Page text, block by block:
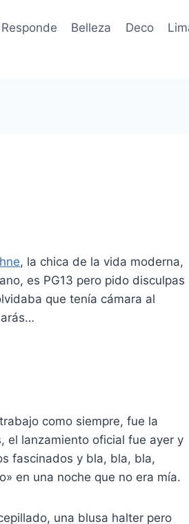
Belleza Deco
, la chica de la vida moderna,
es PG13 pero pido disculpas
que tenía cámara al
como siempre, fue la
el lanzamiento oficial fue ayer y
fascinados y bla, bla, bla,
en una noche que no era mía.
una blusa halter pero